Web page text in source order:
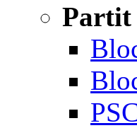
Partit